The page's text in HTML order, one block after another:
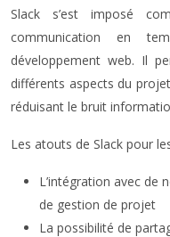
Slack s’est imposé
communication en
développement web. Il
différents aspects du
réduisant le bruit
Les atouts de Slack pour
L’intégration avec de
de gestion de projet
La possibilité de